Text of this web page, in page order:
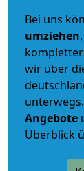
Bei uns
umziehen
kompletter
wir über
unterwegs.
Angebote
Überblick